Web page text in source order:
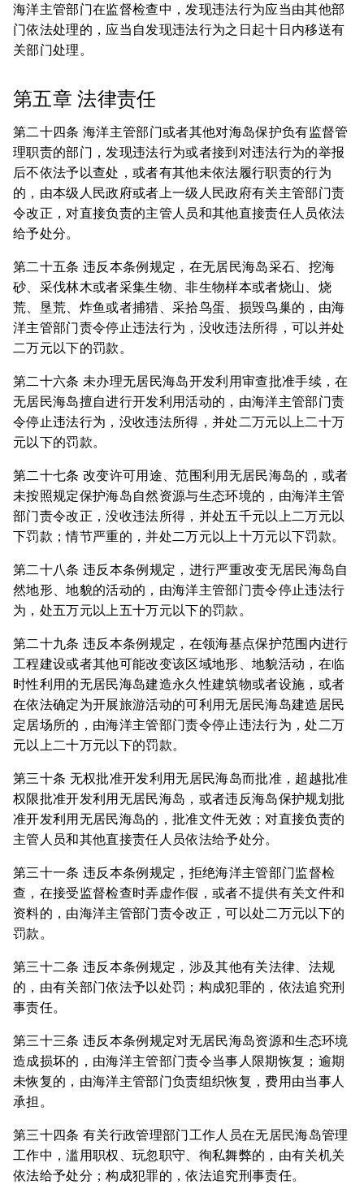
海洋主管部门在监督检查中，发现违法行为应当由其他部
门依法处理的，应当自发现违法行为之日起十日内移送有
关部门处理。
第五章 法律责任
第二十四条 海洋主管部门或者其他对海岛保护负有监督管
理职责的部门，发现违法行为或者接到对违法行为的举报
后不依法予以查处，或者有其他未依法履行职责的行为
的，由本级人民政府或者上一级人民政府有关主管部门责
令改正，对直接负责的主管人员和其他直接责任人员依法
给予处分。
第二十五条 违反本条例规定，在无居民海岛采石、挖海
砂、采伐林木或者采集生物、非生物样本或者烧山、烧
荒、垦荒、炸鱼或者捕猎、采拾鸟蛋、损毁鸟巢的，由海
洋主管部门责令停止违法行为，没收违法所得，可以并处
二万元以下的罚款。
第二十六条 未办理无居民海岛开发利用审查批准手续，在
无居民海岛擅自进行开发利用活动的，由海洋主管部门责
令停止违法行为，没收违法所得，并处二万元以上二十万
元以下的罚款。
第二十七条 改变许可用途、范围利用无居民海岛的，或者
未按照规定保护海岛自然资源与生态环境的，由海洋主管
部门责令改正，没收违法所得，并处五千元以上二万元以
下罚款；情节严重的，并处二万元以上十万元以下罚款。
第二十八条 违反本条例规定，进行严重改变无居民海岛自
然地形、地貌的活动的，由海洋主管部门责令停止违法行
为，处五万元以上五十万元以下的罚款。
第二十九条 违反本条例规定，在领海基点保护范围内进行
工程建设或者其他可能改变该区域地形、地貌活动，在临
时性利用的无居民海岛建造永久性建筑物或者设施，或者
在依法确定为开展旅游活动的可利用无居民海岛建造居民
定居场所的，由海洋主管部门责令停止违法行为，处二万
元以上二十万元以下的罚款。
第三十条 无权批准开发利用无居民海岛而批准，超越批准
权限批准开发利用无居民海岛，或者违反海岛保护规划批
准开发利用无居民海岛的，批准文件无效；对直接负责的
主管人员和其他直接责任人员依法给予处分。
第三十一条 违反本条例规定，拒绝海洋主管部门监督检
查，在接受监督检查时弄虚作假，或者不提供有关文件和
资料的，由海洋主管部门责令改正，可以处二万元以下的
罚款。
第三十二条 违反本条例规定，涉及其他有关法律、法规
的，由有关部门依法予以处罚；构成犯罪的，依法追究刑
事责任。
第三十三条 违反本条例规定对无居民海岛资源和生态环境
造成损坏的，由海洋主管部门责令当事人限期恢复；逾期
未恢复的，由海洋主管部门负责组织恢复，费用由当事人
承担。
第三十四条 有关行政管理部门工作人员在无居民海岛管理
工作中，滥用职权、玩忽职守、徇私舞弊的，由有关机关
依法给予处分；构成犯罪的，依法追究刑事责任。